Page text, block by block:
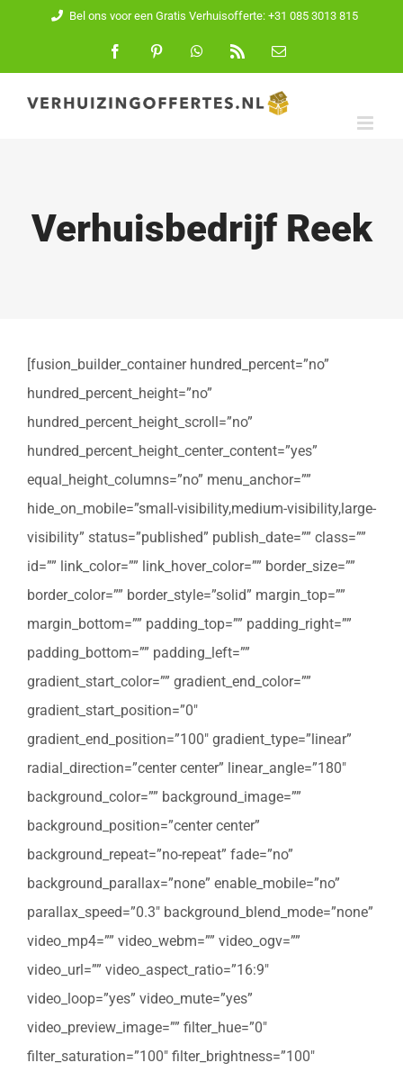
inhoud
Bel ons voor een Gratis Verhuisofferte: +31 085 3013 815
FacebookPinterest WhatsApp
E-
Verhuisbedrijf Reek
[fusion_builder_container hundred_percent=”no”
hundred_percent_height=”no”
hundred_percent_height_scroll=”no”
hundred_percent_height_center_content=”yes”
equal_height_columns=”no” menu_anchor=””
hide_on_mobile=”small-visibility,medium-visibility,large-
visibility” status=”published” publish_date=”” class=””
id=”” link_color=”” link_hover_color=”” border_size=””
border_color=”” border_style=”solid” margin_top=””
margin_bottom=”” padding_top=”” padding_right=””
padding_bottom=”” padding_left=””
gradient_start_color=”” gradient_end_color=””
gradient_start_position=”0″
gradient_end_position=”100″ gradient_type=”linear”
radial_direction=”center center” linear_angle=”180″
background_color=”” background_image=””
background_position=”center center”
background_repeat=”no-repeat” fade=”no”
background_parallax=”none” enable_mobile=”no”
parallax_speed=”0.3″ background_blend_mode=”none”
video_mp4=”” video_webm=”” video_ogv=””
video_url=”” video_aspect_ratio=”16:9″
video_loop=”yes” video_mute=”yes”
video_preview_image=”” filter_hue=”0″
filter_saturation=”100″ filter_brightness=”100″